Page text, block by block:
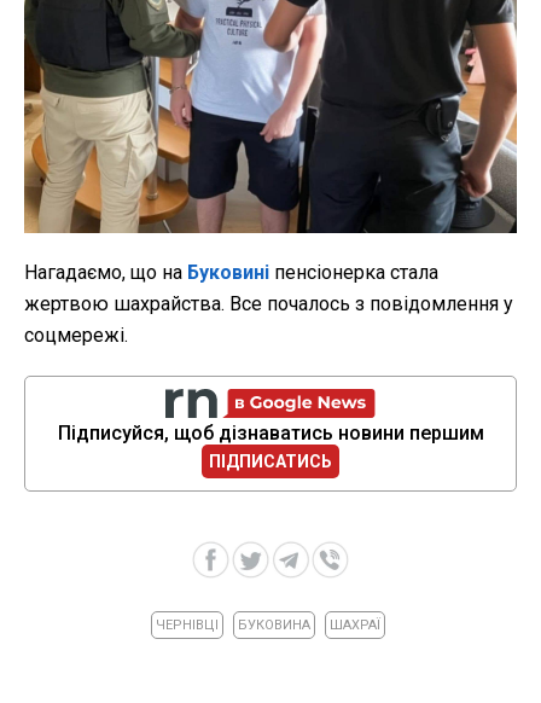
Нагадаємо, що на Буковині пенсіонерка стала
жертвою шахрайства. Все почалось з повідомлення у
соцмережі.
Підписуйся, щоб дізнаватись новини першим
ПІДПИСАТИСЬ
ЧЕРНІВЦІ БУКОВИНА ШАХРАЇ